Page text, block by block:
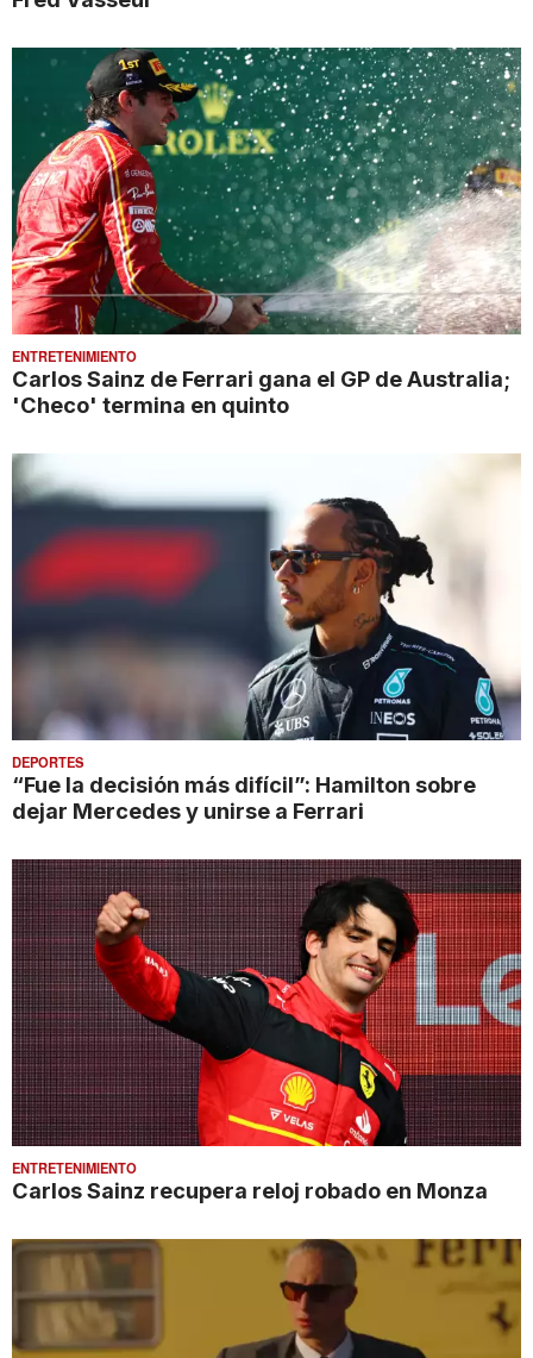
ENTRETENIMIENTO
Carlos Sainz de Ferrari gana el GP de Australia;
'Checo' termina en quinto
DEPORTES
“Fue la decisión más difícil”: Hamilton sobre
dejar Mercedes y unirse a Ferrari
ENTRETENIMIENTO
Carlos Sainz recupera reloj robado en Monza